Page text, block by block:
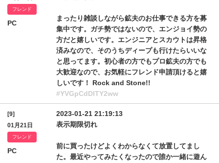
フレンド
PC
まったり雑談しながら鉱夫のお仕事できる方を募
集中です。ガチ勢ではないので、エンジョイ勢の
方だと嬉しいです。エンジニアとスカウトは昇格
済みなので、そのうちディープも行けたらいいな
と思ってます。初心者の方でもプロ鉱夫の方でも
大歓迎なので、お気軽にフレンド申請頂けると嬉
しいです！ Rock and Stone!!
#YVGpCdDlTY2ww
[9]
01月21日
フレンド
PC
2023-01-21 21:19:13
表示期限切れ
前に買ったけどよくわからなくて放置してまし
た。最近やってみたくなったので誰か一緒に遊ん